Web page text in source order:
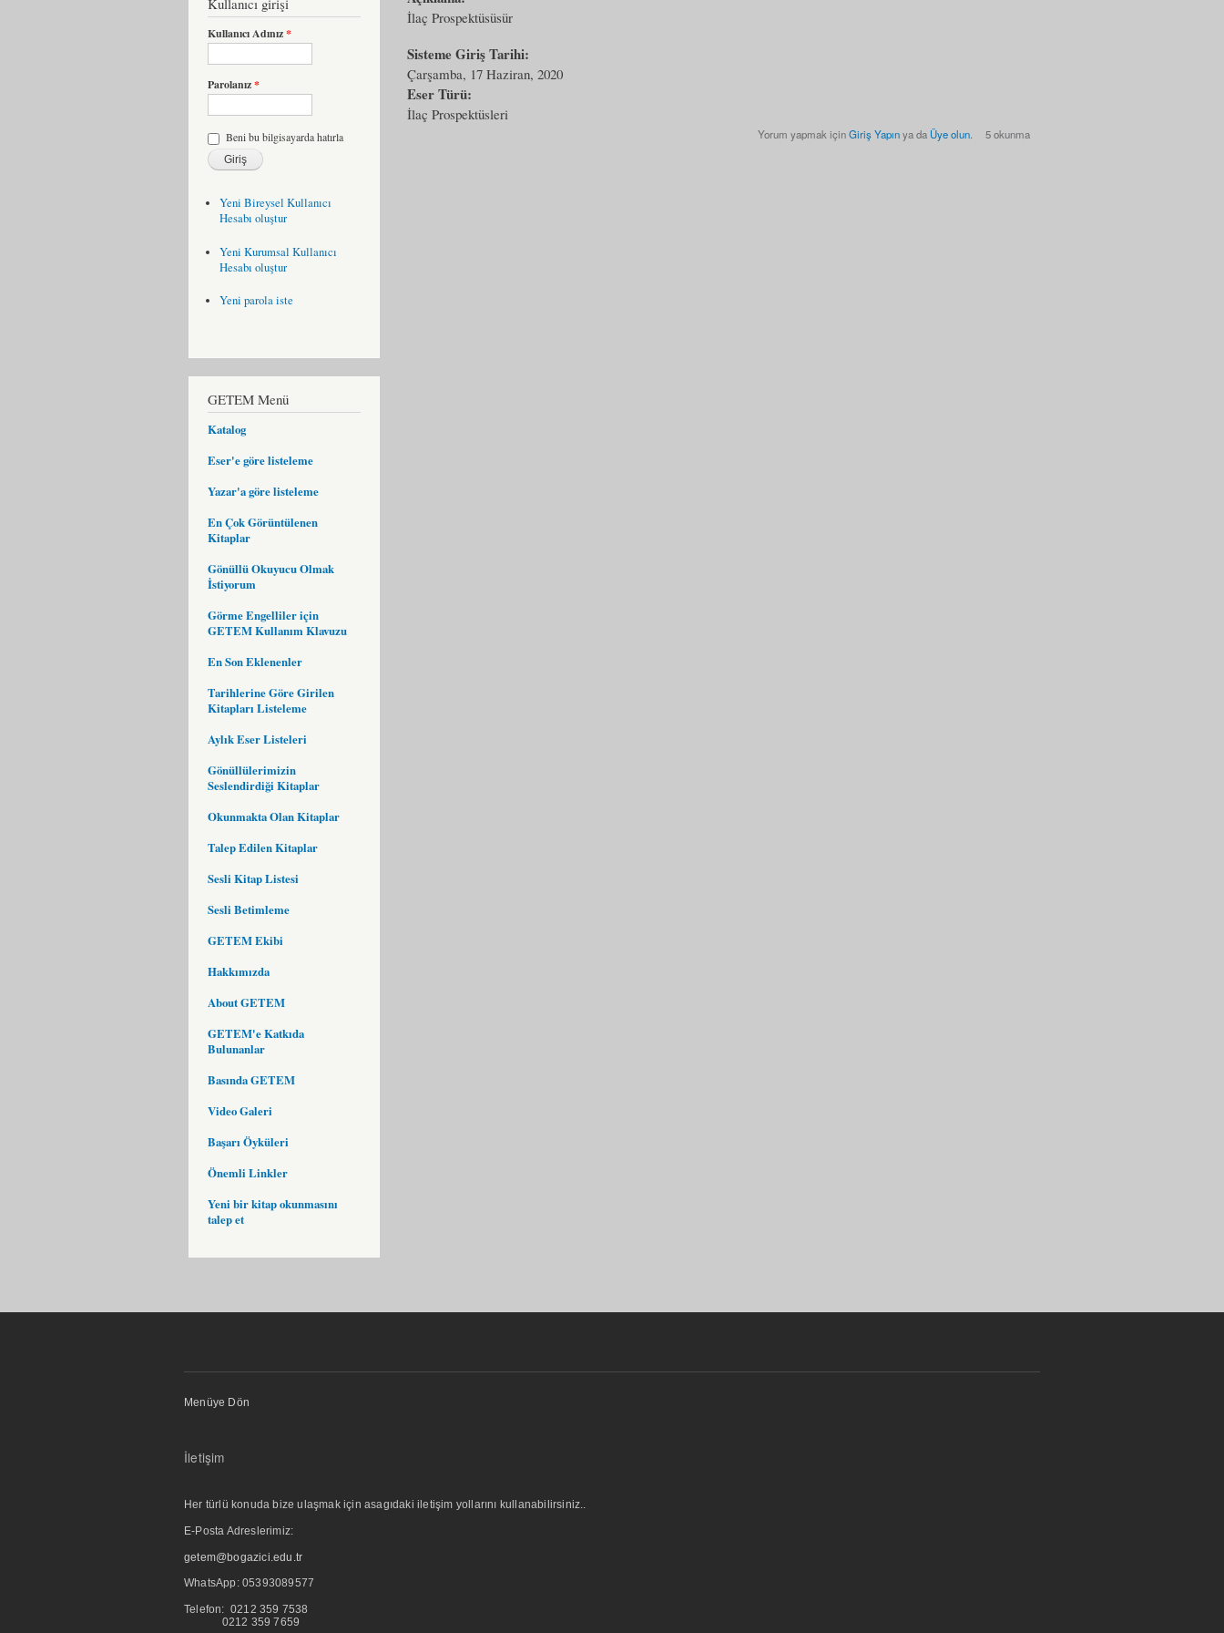
Kullanıcı Adınız*
Parolanız*
Beni bu bilgisayarda hatırla
Yeni Bireysel Kullanıcı
Hesabı oluştur
Yeni Kurumsal Kullanıcı
Hesabı oluştur
Yeni parola iste
GETEM Menü
Katalog
Eser'e göre listeleme
Yazar'a göre listeleme
En Çok Görüntülenen
Kitaplar
Gönüllü Okuyucu Olmak
İstiyorum
Görme Engelliler için
GETEM Kullanım Klavuzu
En Son Eklenenler
Tarihlerine Göre Girilen
Kitapları Listeleme
Aylık Eser Listeleri
Gönüllülerimizin
Seslendirdiği Kitaplar
Okunmakta Olan Kitaplar
Talep Edilen Kitaplar
Sesli Kitap Listesi
Sesli Betimleme
GETEM Ekibi
Hakkımızda
About GETEM
GETEM'e Katkıda
Bulunanlar
Basında GETEM
Video Galeri
Başarı Öyküleri
Önemli Linkler
Yeni bir kitap okunmasını
talep et
İlaç Prospektüsüsür
Sisteme Giriş Tarihi:
Çarşamba, 17 Haziran, 2020
Eser Türü:
İlaç Prospektüsleri
Yorum yapmak içinGiriş Yapınya da Üye olun. 5 okunma
Menüye Dön
İletişim
Her türlü konuda bize ulaşmak için asagıdaki iletişim yollarını kullanabilirsiniz..
E-Posta Adreslerimiz:
getem@bogazici.edu.tr
WhatsApp: 05393089577
Telefon: 0212 359 7538
0212 359 7659